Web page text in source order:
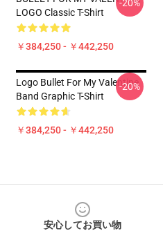
LOGO Classic T-Shirt
￥384,250 - ￥442,250
-20%
Logo Bullet For My Valentine
Band Graphic T-Shirt
￥384,250 - ￥442,250
-20%
安心してお買い物